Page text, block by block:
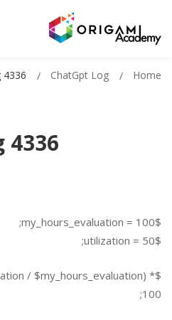
4336
Home
ChatGpt Log
4336
$my_hours_evaluation = 100;
$utilization = 50;
/ $my_hours_evaluation) *
100;